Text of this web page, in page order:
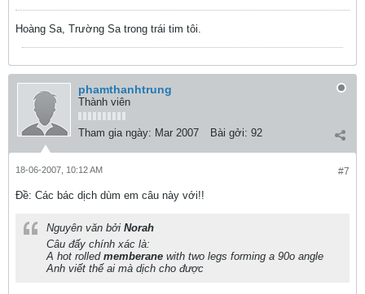
Hoàng Sa, Trường Sa trong trái tim tôi.
phamthanhtrung
Thành viên
Tham gia ngày: Mar 2007 Bài gởi: 92
#7
18-06-2007, 10:12 AM
Ðề: Các bác dịch dùm em câu này với!!
Nguyên văn bởi Norah
Câu đấy chính xác là:
A hot rolled memberane with two legs forming a 90o angle
Anh viết thế ai mà dịch cho được